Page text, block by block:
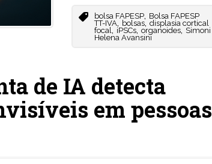
bolsa FAPESP, Bolsa FAPESP
TT-IVA, bolsas, displasia cortical
focal, iPSCs, organoides, Simoni
Helena Avansini
de IA detecta
em pessoas